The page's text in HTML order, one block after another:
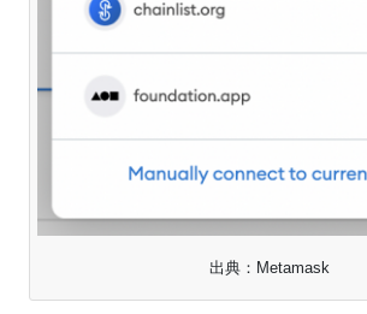
出典：Metamask